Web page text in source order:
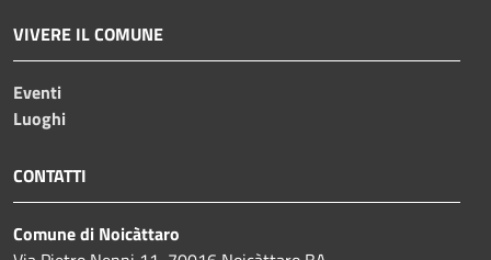
VIVERE IL COMUNE
Eventi
Luoghi
CONTATTI
Comune di Noicàttaro